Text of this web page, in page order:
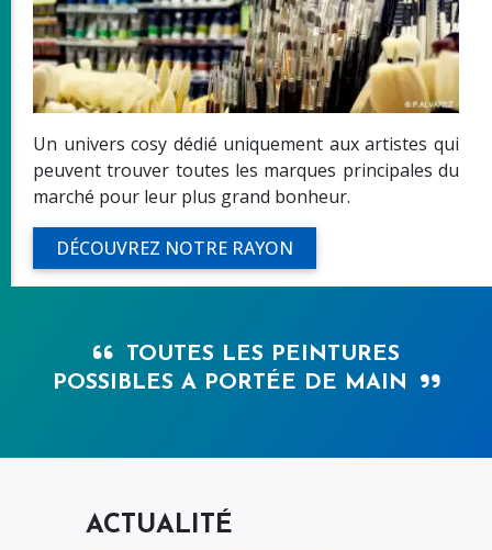
Un univers cosy dédié uniquement aux artistes qui
peuvent trouver toutes les marques principales du
marché pour leur plus grand bonheur.
DÉCOUVREZ NOTRE RAYON
TOUTES LES PEINTURES
POSSIBLES A PORTÉE DE MAIN
ACTUALITÉ